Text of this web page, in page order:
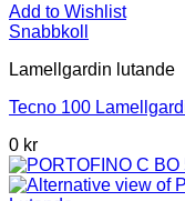
Add to Wishlist
Snabbkoll
Lamellgardin lutande
Tecno 100
0 kr